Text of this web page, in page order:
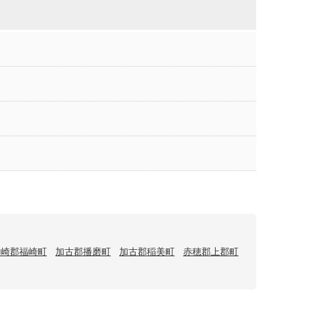
郡福崎町 加古郡播磨町 加古郡稲美町 赤穂郡上郡町